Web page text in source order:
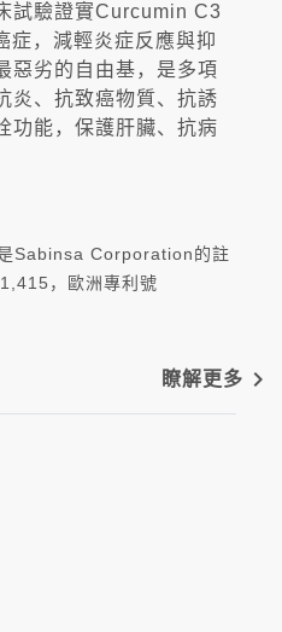
試驗證實Curcumin C3
，減輕炎症反應與抑
惡劣的自由基，是多項
炎、抗致癌物質、抗誘
功能，保護肝臟、抗病
Sabinsa Corporation的註
，歐洲專利號
瞭解更多 navigate_next